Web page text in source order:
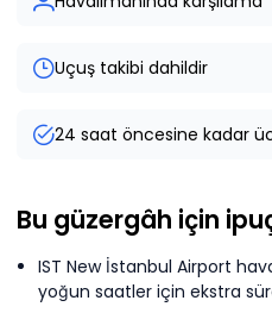
Uçuş takibi dahildir
24 saat öncesine kadar
Bu güzergâh için
IST New İstanbul Airport
yoğun saatler için ekstra